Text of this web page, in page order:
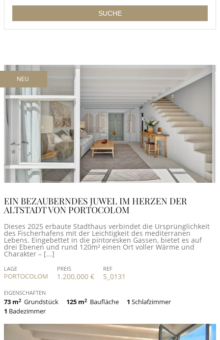
NEU
EIN BEZAUBERNDES JUWEL IM HERZEN DER
ALTSTADT VON PORTOCOLOM
Dieses 2025 erbaute Stadthaus verbindet die Ursprünglichkeit
des Fischerhafens mit der Leichtigkeit des mediterranen
Lebens. Eingebettet in die pintoresken Gassen, bietet es auf
drei Ebenen und rund 120m² einen Ort voller Wärme und
Charakter – [...]
LAGE
PORTOCOLOM
PREIS
1.200.000 €
REF
S_0131
EIGENSCHAFTEN
73 m2 Grundstück 125 m2 Baufläche 1 Schlafzimmer
1 Badezimmer